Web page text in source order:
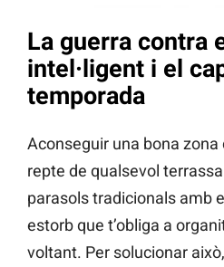
La guerra contra
intel·ligent i el
temporada
Aconseguir una bona zona
repte de qualsevol
parasols tradicionals amb
estorb que t’obliga a
voltant. Per solucionar